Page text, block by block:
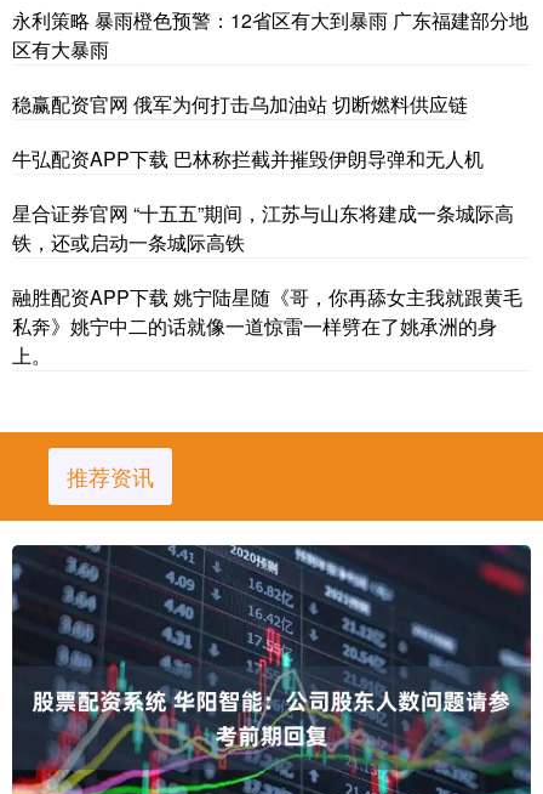
永利策略 暴雨橙色预警：12省区有大到暴雨 广东福建部分地
区有大暴雨
稳赢配资官网 俄军为何打击乌加油站 切断燃料供应链
牛弘配资APP下载 巴林称拦截并摧毁伊朗导弹和无人机
星合证券官网 “十五五”期间，江苏与山东将建成一条城际高
铁，还或启动一条城际高铁
融胜配资APP下载 姚宁陆星随《哥，你再舔女主我就跟黄毛
私奔》姚宁中二的话就像一道惊雷一样劈在了姚承洲的身
上。
推荐资讯